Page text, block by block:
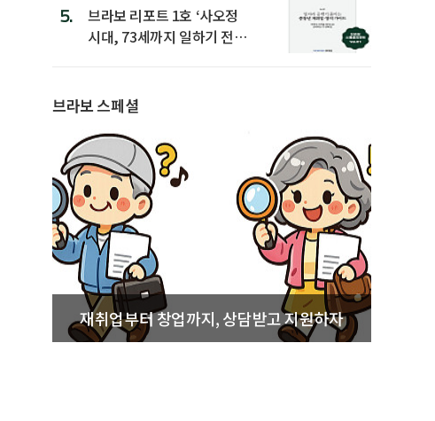
5.
브라보 리포트 1호 ‘사오정
시대, 73세까지 일하기 전략’
브라보 스페셜
재취업부터 창업까지, 상담받고 지원하자